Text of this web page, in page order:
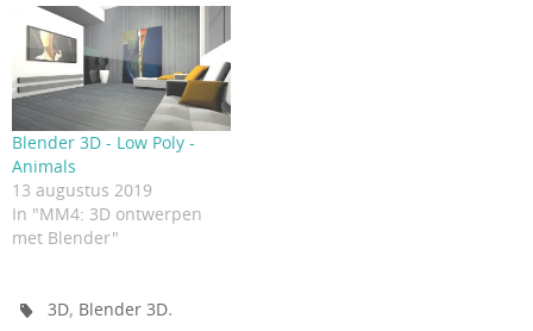
Blender 3D - Low Poly -
Animals
13 augustus 2019
In "MM4: 3D ontwerpen
met Blender"
3D, Blender 3D.